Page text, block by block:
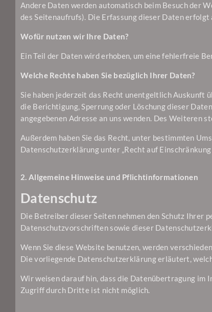
Andere Daten werden automatisch beim Besuch der
des Seitenaufrufs). Die Erfassung dieser Daten
Wofür nutzen wir Ihre Daten?
Ein Teil der Daten wird erhoben, um eine fehlerfreie
Welche Rechte haben Sie bezüglich Ihrer Daten?
Sie haben jederzeit das Recht unentgeltlich Auskunft
die Berichtigung, Sperrung oder Löschung dieser
angegebenen Adresse an uns wenden. Des Weiteren
Außerdem haben Sie das Recht, unter bestimmten
Datenschutzerklärung unter „Recht auf
2. Allgemeine Hinweise und Pflichtinformationen
Datenschutz
Die Betreiber dieser Seiten nehmen den Schutz Ihrer
Datenschutzvorschriften sowie dieser
Wenn Sie diese Website benutzen, werden
Die vorliegende Datenschutzerklärung erläutert,
Wir weisen darauf hin, dass die Datenübertragung im
Zugriff durch Dritte ist nicht möglich.